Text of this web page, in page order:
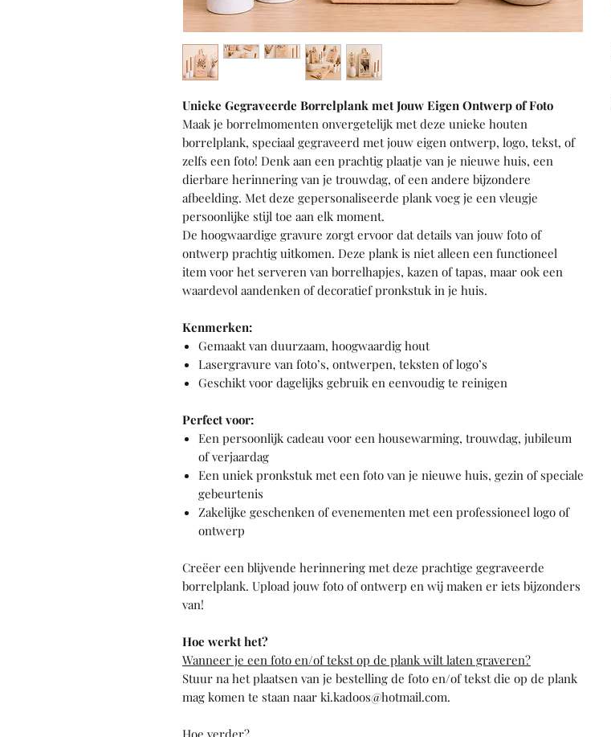
Unieke Gegraveerde Borrelplank met Jouw Eigen Ontwerp of Foto
Maak je borrelmomenten onvergetelijk met deze unieke houten
borrelplank, speciaal gegraveerd met jouw eigen ontwerp, logo, tekst, of
zelfs een foto! Denk aan een prachtig plaatje van je nieuwe huis, een
dierbare herinnering van je trouwdag, of een andere bijzondere
afbeelding. Met deze gepersonaliseerde plank voeg je een vleugje
persoonlijke stijl toe aan elk moment.
De hoogwaardige gravure zorgt ervoor dat details van jouw foto of
ontwerp prachtig uitkomen. Deze plank is niet alleen een functioneel
item voor het serveren van borrelhapjes, kazen of tapas, maar ook een
waardevol aandenken of decoratief pronkstuk in je huis.
Kenmerken:
Gemaakt van duurzaam, hoogwaardig hout
Lasergravure van foto’s, ontwerpen, teksten of logo’s
Geschikt voor dagelijks gebruik en eenvoudig te reinigen
Perfect voor:
Een persoonlijk cadeau voor een housewarming, trouwdag, jubileum
of verjaardag
Een uniek pronkstuk met een foto van je nieuwe huis, gezin of speciale
gebeurtenis
Zakelijke geschenken of evenementen met een professioneel logo of
ontwerp
Creëer een blijvende herinnering met deze prachtige gegraveerde
borrelplank. Upload jouw foto of ontwerp en wij maken er iets bijzonders
van!
Hoe werkt het?
Wanneer je een foto en/of tekst op de plank wilt laten graveren?
Stuur na het plaatsen van je bestelling de foto en/of tekst die op de plank
mag komen te staan naar ki.kadoos@hotmail.com.
Hoe verder?